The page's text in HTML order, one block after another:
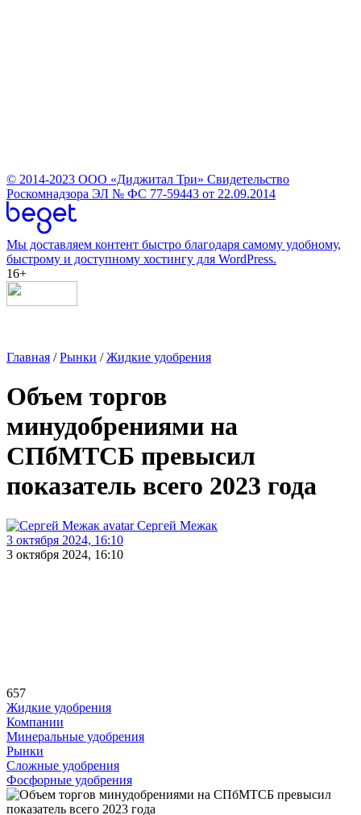
© 2014-2023 ООО «Диджитал Три» Свидетельство
Роскомнадзора ЭЛ № ФС 77-59443 от 22.09.2014
Мы доставляем контент быстро благодаря самому удобному,
быстрому и доступному хостингу для WordPress.
16+
Главная /Рынки /Жидкие удобрения
Объем торгов
минудобрениями на
СПбМТСБ превысил
показатель всего 2023 года
Сергей Межак
3 октября 2024, 16:10
3 октября 2024, 16:10
657
Жидкие удобрения
Компании
Минеральные удобрения
Рынки
Сложные удобрения
Фосфорные удобрения